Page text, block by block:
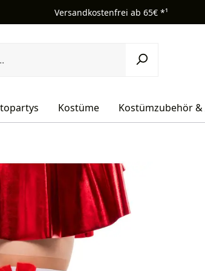
Versandkostenfrei ab 65€ *¹
Kostüme Kostümzubehör &